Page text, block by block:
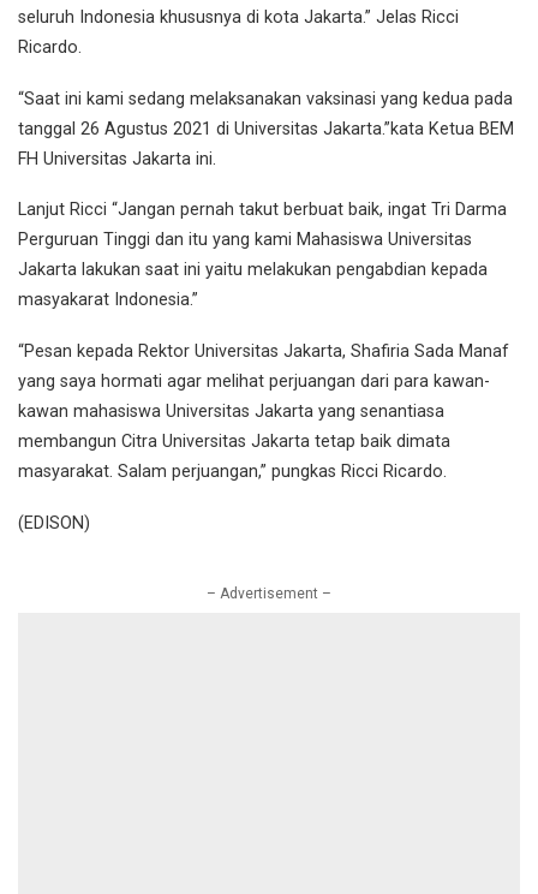
seluruh Indonesia khususnya di kota Jakarta.” Jelas Ricci
Ricardo.
“Saat ini kami sedang melaksanakan vaksinasi yang kedua pada
tanggal 26 Agustus 2021 di Universitas Jakarta.”kata Ketua BEM
FH Universitas Jakarta ini.
Lanjut Ricci “Jangan pernah takut berbuat baik, ingat Tri Darma
Perguruan Tinggi dan itu yang kami Mahasiswa Universitas
Jakarta lakukan saat ini yaitu melakukan pengabdian kepada
masyakarat Indonesia.”
“Pesan kepada Rektor Universitas Jakarta, Shafiria Sada Manaf
yang saya hormati agar melihat perjuangan dari para kawan-
kawan mahasiswa Universitas Jakarta yang senantiasa
membangun Citra Universitas Jakarta tetap baik dimata
masyarakat. Salam perjuangan,” pungkas Ricci Ricardo.
(EDISON)
– Advertisement –